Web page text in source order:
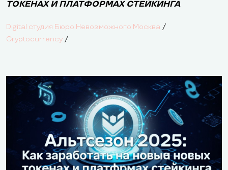
ТОКЕНАХ И ПЛАТФОРМАХ СТЕЙКИНГА
Digital студия Бюро Невозможного Москва /
Cryptocurrency /